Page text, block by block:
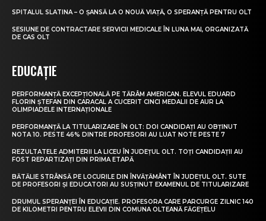
SPITALUL SLATINA – O ȘANSĂ LA O NOUĂ VIAȚĂ, O SPERANȚĂ PENTRU OLT
SESIUNE DE CONTRACTARE SERVICII MEDICALE ÎN LUNA MAI, ORGANIZATĂ
DE CAS OLT
EDUCAȚIE
PERFORMANȚĂ EXCEPȚIONALĂ PE TĂRÂM AMERICAN. ELEVUL EDUARD
FLORIN ȘTEFAN DIN CARACAL A CUCERIT CINCI MEDALII DE AUR LA
OLIMPIADELE INTERNAȚIONALE
PERFORMANȚĂ LA TITULARIZARE ÎN OLT: DOI CANDIDAȚI AU OBȚINUT
NOTA 10. PESTE 46% DINTRE PROFESORI AU LUAT NOTE PESTE 7
REZULTATELE ADMITERII LA LICEU ÎN JUDEȚUL OLT. TOȚI CANDIDAȚII AU
FOST REPARTIZAȚI DIN PRIMA ETAPĂ
BĂTĂLIE STRÂNSĂ PE LOCURILE DIN ÎNVĂȚĂMÂNT ÎN JUDEȚUL OLT. SUTE
DE PROFESORI ȘI EDUCATORI AU SUSȚINUT EXAMENUL DE TITULARIZARE
DRUMUL SPERANȚEI ÎN EDUCAȚIE. PROFESORA CARE PARCURGE ZILNIC 140
DE KILOMETRI PENTRU ELEVII DIN COMUNA OLTEANĂ FĂGEȚELU